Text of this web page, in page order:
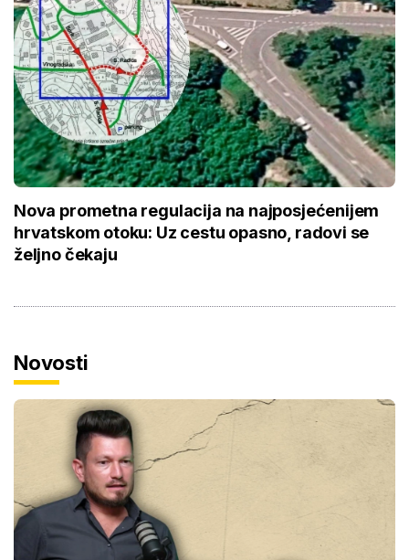
Nova prometna regulacija na najposjećenijem
hrvatskom otoku: Uz cestu opasno, radovi se
željno čekaju
Novosti